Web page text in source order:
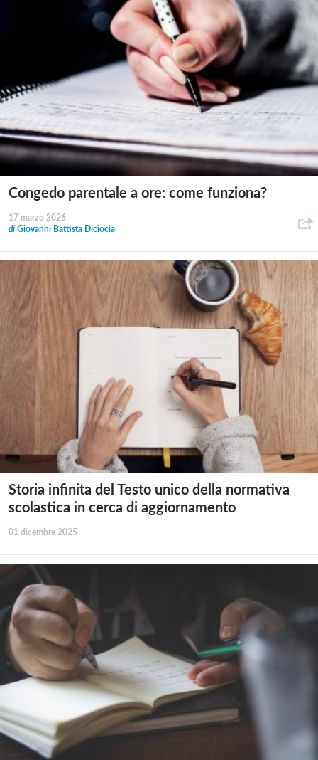
Congedo parentale a ore: come funziona?
17 marzo 2026
di Giovanni Battista Diciocia
Storia infinita del Testo unico della normativa
scolastica in cerca di aggiornamento
01 dicembre 2025